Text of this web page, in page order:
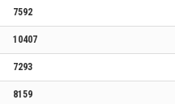
7592
10407
7293
8159